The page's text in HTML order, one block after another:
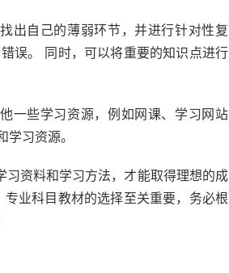
出自己的薄弱环节，并进行针对性复
误。 同时，可以将重要的知识点进行
一些学习资源，例如网课、学习网站
习资源。
资料和学习方法，才能取得理想的成
业科目教材的选择至关重要，务必根